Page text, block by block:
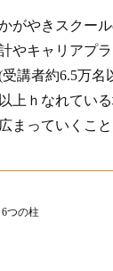
がやきスクー
やキャリアプ
講者約6.5万
上ｈなれてい
まっていくこと
つの柱